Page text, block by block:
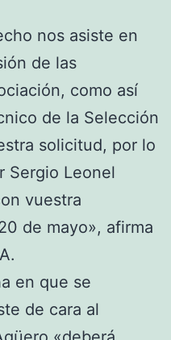
nos asiste en
de las
como así
de la Selección
solicitud, por lo
Sergio Leonel
vuestra
de mayo», afirma
en que se
de cara al